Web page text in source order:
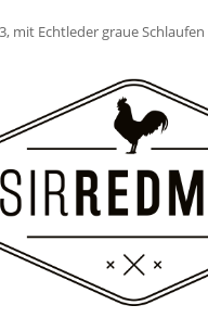
mit Echtleder graue Schlaufen